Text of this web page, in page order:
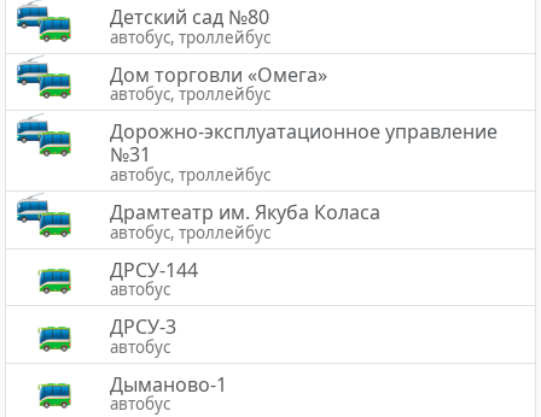
Детский сад №80
автобус, троллейбус
Дом торговли «Омега»
автобус, троллейбус
Дорожно-эксплуатационное управление
№31
автобус, троллейбус
Драмтеатр им. Якуба Коласа
автобус, троллейбус
ДРСУ-144
автобус
ДРСУ-3
автобус
Дыманово-1
автобус